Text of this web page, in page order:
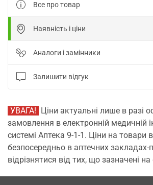
Все про товар
Наявність і ціни
Аналоги і замінники
Залишити відгук
УВАГА! Ціни актуальні лише в разі
замовлення в електронній медичній
системі Аптека 9-1-1. Ціни на товари в
безпосередньо в аптечних
відрізнятися від тих, що зазначені на